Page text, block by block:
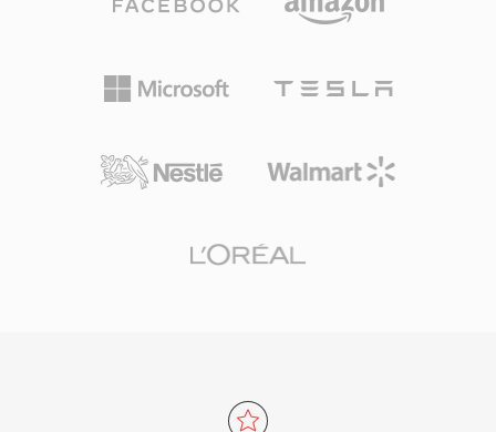
本到复杂的ASS样式字幕，以及来自蓝光光盘的位
式字幕所需的字体）和标签元数据，使其成为功能
最丰富的容器之一。开放规范确保任何开发者都可
动了它在媒体播放器、流媒体工具和编码软件中的
发、归档和个人媒体库的首选容器。